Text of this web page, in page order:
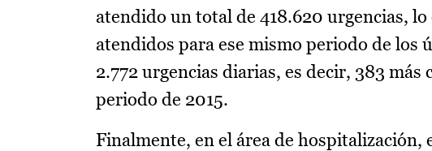
atendido un total de 418.620 urgencias,
atendidos para ese mismo periodo de los
2.772 urgencias diarias, es decir, 383
periodo de 2015.
Finalmente, en el área de hospitalización,